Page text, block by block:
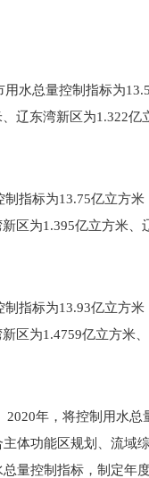
总量控制指标为
辽东湾新区为1.322
标为13.75亿立方米
区为1.395亿立方米
标为13.93亿立方米
区为1.4759亿立方米
年，将控制用水总
体功能区规划、流域
量控制指标，制定年